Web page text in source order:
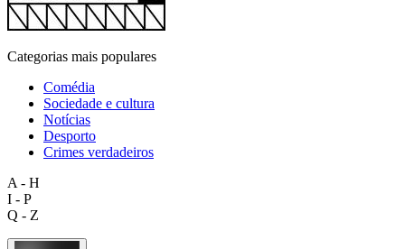
Categorias mais populares
Comédia
Sociedade e cultura
Notícias
Desporto
Crimes verdadeiros
A - H
I - P
Q - Z